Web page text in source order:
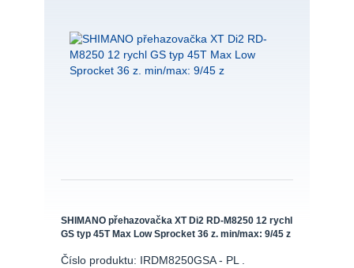
SHIMANO přehazovačka XT Di2 RD-M8250 12 rychl
GS typ 45T Max Low Sprocket 36 z. min/max: 9/45 z
Číslo produktu: IRDM8250GSA - PL .